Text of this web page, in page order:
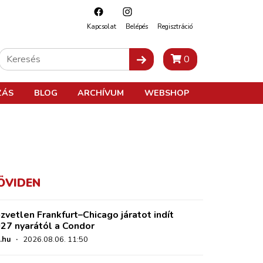
Kapcsolat Belépés Regisztráció
0
BLOG ARCHÍVUM WEBSHOP
Frankfurt–Chicago járatot indít
nyarától a Condor
· 2026.08.06. 11:50